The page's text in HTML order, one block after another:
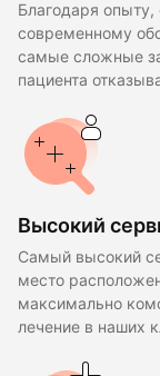
Благодаря
современному
самые сложные
пациента
Высокий
Самый высокий
место
максимально
лечение в наших